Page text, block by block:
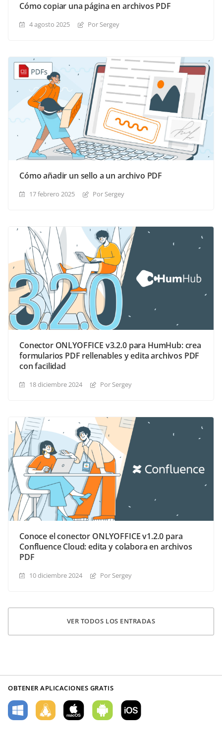
Cómo copiar una página en archivos PDF
4 agosto 2025 Por Sergey
Cómo añadir un sello a un archivo PDF
17 febrero 2025 Por Sergey
Conector ONLYOFFICE v3.2.0 para HumHub: crea
formularios PDF rellenables y edita archivos PDF
con facilidad
18 diciembre 2024 Por Sergey
Conoce el conector ONLYOFFICE v1.2.0 para
Confluence Cloud: edita y colabora en archivos
PDF
10 diciembre 2024 Por Sergey
VER TODOS LOS ENTRADAS
OBTENER APLICACIONES GRATIS